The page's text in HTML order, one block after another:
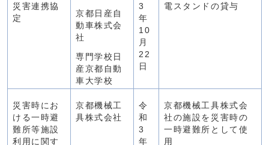
災害連携協
定
京都日産自
動車株式会
社
専門学校日
産京都自動
車大学校
3
年
10
月
22
日
電スタンドの貸与
災害時にお
ける一時避
難所等施設
利用に関す
京都機械工
具株式会社
令
和
3
年
京都機械工具株式会
社の施設を災害時の
一時避難所として使
用